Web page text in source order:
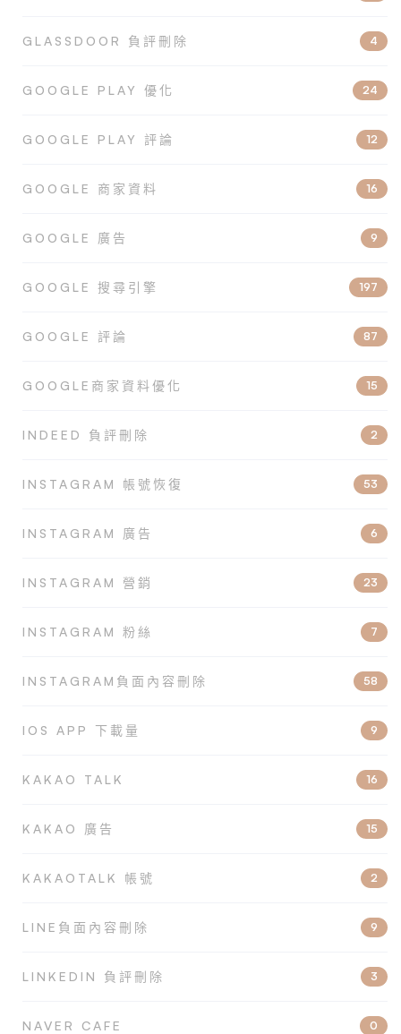
GLASSDOOR 負評刪除 4
GOOGLE PLAY 優化 24
GOOGLE PLAY 評論 12
GOOGLE 商家資料 16
GOOGLE 廣告 9
GOOGLE 搜尋引擎 197
GOOGLE 評論 87
GOOGLE商家資料優化 15
INDEED 負評刪除 2
INSTAGRAM 帳號恢復 53
INSTAGRAM 廣告 6
INSTAGRAM 營銷 23
INSTAGRAM 粉絲 7
INSTAGRAM負面內容刪除 58
IOS APP 下載量 9
KAKAO TALK 16
KAKAO 廣告 15
KAKAOTALK 帳號 2
LINE負面內容刪除 9
LINKEDIN 負評刪除 3
NAVER CAFE 0